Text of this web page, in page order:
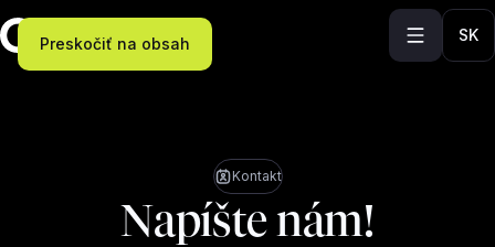
Preskočiť na obsah SK
Kontakt
Napíšte nám!